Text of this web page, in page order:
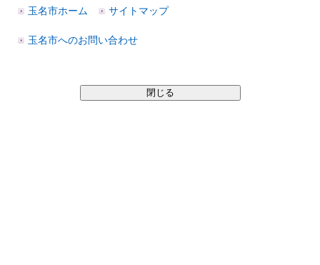
玉名市ホーム サイトマップ
玉名市へのお問い合わせ